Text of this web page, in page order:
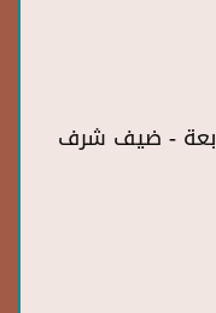
- ضيف شرف